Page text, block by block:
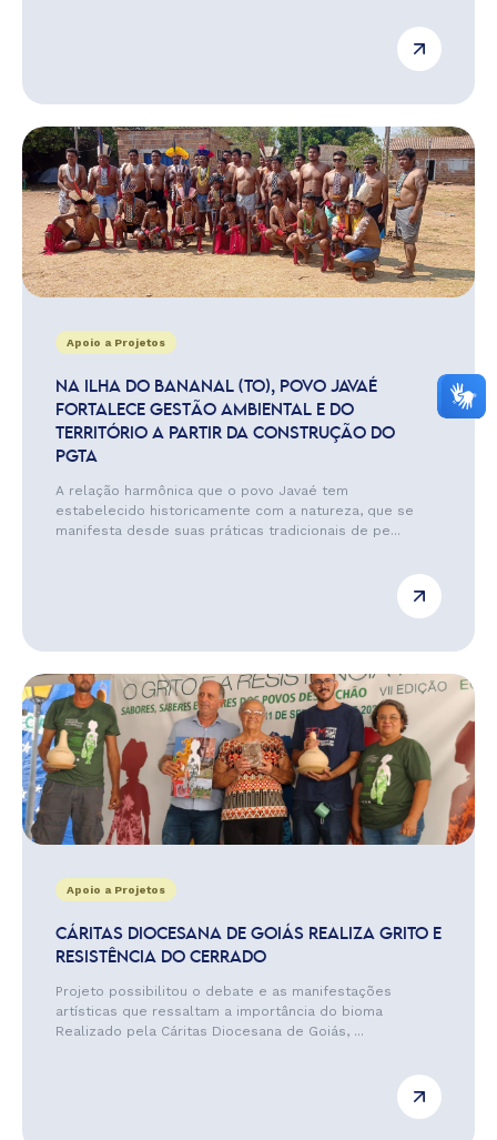
Apoio a Projetos
NA ILHA DO BANANAL (TO), POVO JAVAÉ
FORTALECE GESTÃO AMBIENTAL E DO
TERRITÓRIO A PARTIR DA CONSTRUÇÃO DO
PGTA
A relação harmônica que o povo Javaé tem
estabelecido historicamente com a natureza, que se
manifesta desde suas práticas tradicionais de pe...
Apoio a Projetos
CÁRITAS DIOCESANA DE GOIÁS REALIZA GRITO E
RESISTÊNCIA DO CERRADO
Projeto possibilitou o debate e as manifestações
artísticas que ressaltam a importância do bioma
Realizado pela Cáritas Diocesana de Goiás, ...